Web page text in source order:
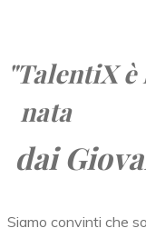
"TalentiX
nata
dai
Siamo convinti che